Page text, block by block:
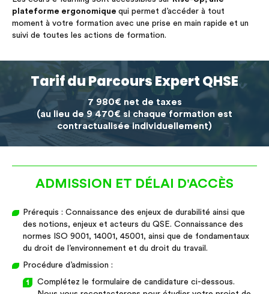
plateforme ergonomique qui permet d’accéder à tout
moment à votre formation avec une prise en main rapide et un
suivi de toutes les actions de formation.
Tarif du Parcours Expert QHSE
7 980€ net de taxes
(au lieu de 9 470€ si chaque formation est
contractualisée individuellement)
ADMISSION ET DÉLAI D'ACCÈS
Prérequis : Connaissance des enjeux de durabilité ainsi que
des notions, enjeux et acteurs du QSE. Connaissance des
normes ISO 9001, 14001, 45001, ainsi que de fondamentaux
du droit de l’environnement et du droit du travail.
Procédure d’admission :
Complétez le formulaire de candidature ci-dessous.